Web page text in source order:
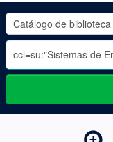
OLADE
-